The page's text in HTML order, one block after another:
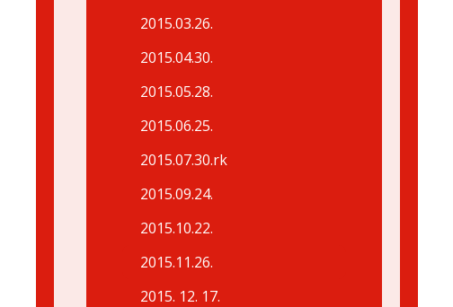
2015.03.26.
2015.04.30.
2015.05.28.
2015.06.25.
2015.07.30.rk
2015.09.24.
2015.10.22.
2015.11.26.
2015. 12. 17.